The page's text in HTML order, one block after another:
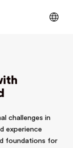
challenges in
experience
foundations for